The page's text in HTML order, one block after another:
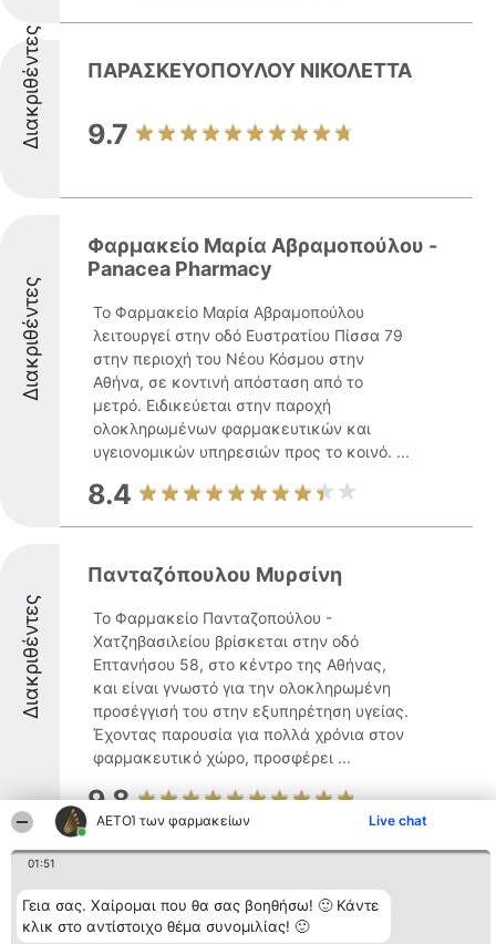
ΑΕΤΟΊ των φαρμακείων Live chat
01:51
Γεια σας. Χαίρομαι που θα σας βοηθήσω! 🙂 Κάντε
κλικ στο αντίστοιχο θέμα συνομιλίας! 🙂
Διακριθέντες ΠΑΡΑΣΚΕΥΟΠΟΥΛΟΥ ΝΙΚΟΛΕΤΤΑ
9.7
Διακριθέντες
Φαρμακείο Μαρία Αβραμοπούλου -
Panacea Pharmacy
Το Φαρμακείο Μαρία Αβραμοπούλου
λειτουργεί στην οδό Ευστρατίου Πίσσα 79
στην περιοχή του Νέου Κόσμου στην
Αθήνα, σε κοντινή απόσταση από το
μετρό. Ειδικεύεται στην παροχή
ολοκληρωμένων φαρμακευτικών και
υγειονομικών υπηρεσιών προς το κοινό. ...
8.4
Διακριθέντες
Πανταζόπουλου Μυρσίνη
Το Φαρμακείο Πανταζοπούλου -
Χατζηβασιλείου βρίσκεται στην οδό
Επτανήσου 58, στο κέντρο της Αθήνας,
και είναι γνωστό για την ολοκληρωμένη
προσέγγισή του στην εξυπηρέτηση υγείας.
Έχοντας παρουσία για πολλά χρόνια στον
φαρμακευτικό χώρο, προσφέρει ...
9.8
Διακριθέντες
"Nikitas Papageorgiou"